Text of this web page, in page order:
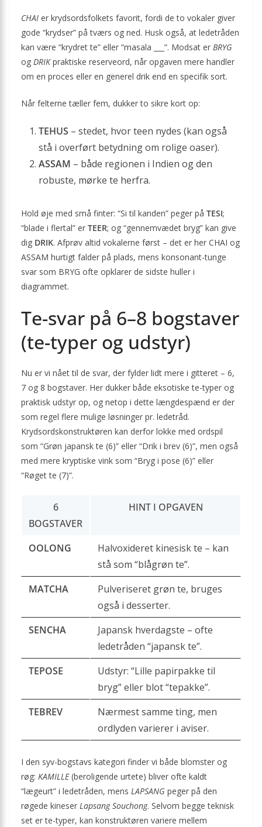
CHAI er krydsordsfolkets favorit, fordi de to vokaler giver
gode “krydser” på tværs og ned. Husk også, at ledetråden
kan være “krydret te” eller “masala ___”. Modsat er BRYG
og DRIKpraktiske reserveord, når opgaven mere handler
om en proces eller en generel drik end en specifik sort.
Når felterne tæller fem, dukker to sikre kort op:
TEHUS – stedet, hvor teen nydes (kan også
stå i overført betydning om rolige oaser).
ASSAM – både regionen i Indien og den
robuste, mørke te herfra.
Hold øje med små finter: “Si til kanden” peger på TESI;
“blade i flertal” er TEER; og “gennemvædet bryg” kan give
dig DRIK. Afprøv altid vokalerne først – det er her CHAI og
ASSAM hurtigt falder på plads, mens konsonant-tunge
svar som BRYG ofte opklarer de sidste huller i
diagrammet.
Te-svar på 6–8 bogstaver
(te-typer og udstyr)
Nu er vi nået til de svar, der fylder lidt mere i gitteret – 6,
7 og 8 bogstaver. Her dukker både eksotiske te-typer og
praktisk udstyr op, og netop i dette længde­spænd er der
som regel flere mulige løsninger pr. ledetråd.
Krydsordskonstruktøren kan derfor lokke med ordspil
som “Grøn japansk te (6)” eller “Drik i brev (6)”, men også
med mere kryptiske vink som “Bryg i pose (6)” eller
“Røget te (7)”.
6
BOGSTAVER
HINT I OPGAVEN
OOLONG
Halvoxideret kinesisk te – kan
stå som “blågrøn te”.
MATCHA
Pulveriseret grøn te, bruges
også i desserter.
SENCHA
Japansk hverdagste – ofte
ledetråden “japansk te”.
TEPOSE
Udstyr: “Lille papirpakke til
bryg” eller blot “tepakke”.
TEBREV
Nærmest samme ting, men
ordlyden varierer i aviser.
I den syv-bogstavs kategori finder vi både blomster og
røg: KAMILLE(beroligende urtete) bliver ofte kaldt
“lægeurt” i ledetråden, mens LAPSANG peger på den
røgede kineser Lapsang Souchong. Selvom begge teknisk
set er te-typer, kan konstruktøren variere mellem